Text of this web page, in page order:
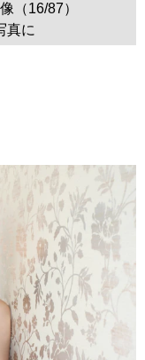
（16/87）
真に